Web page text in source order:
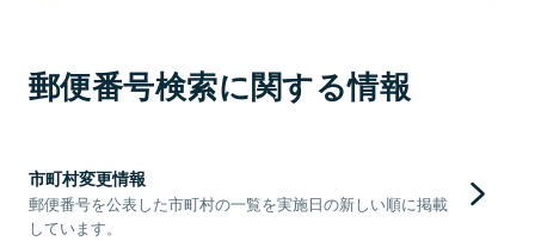
郵便番号検索に関する情報
市町村変更情報
郵便番号を公表した市町村の一覧を実施日の新しい順に掲載
しています。